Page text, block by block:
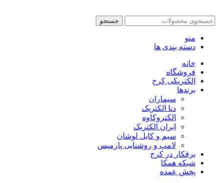
جستجو
منو
دسته بندی ها
خانه
فروشگاه
الکتریکی کرج
برندها
سیماران
دنا الکتریک
الکتروکاوه
ایران الکتریک
سیم و کابل لوشان
لامپ و روشنایی پارمیس
برقکار در کرج
شبکه همکا
پخش عمده